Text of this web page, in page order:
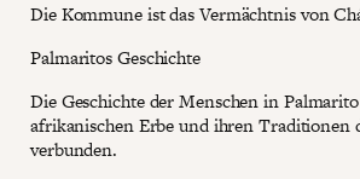
Die Kommune ist das Vermächtnis von
Palmaritos Geschichte
Die Geschichte der Menschen in
afrikanischen Erbe und ihren Traditionen
verbunden.